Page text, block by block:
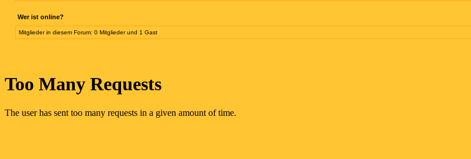
Wer ist online?
Mitglieder in diesem Forum: 0 Mitglieder und 1 Gast